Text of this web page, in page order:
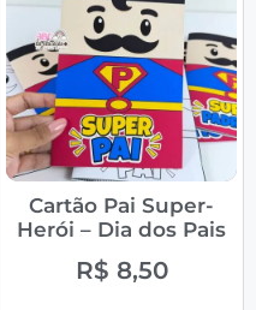
Cartão Pai Super-
Herói – Dia dos Pais
R$ 8,50